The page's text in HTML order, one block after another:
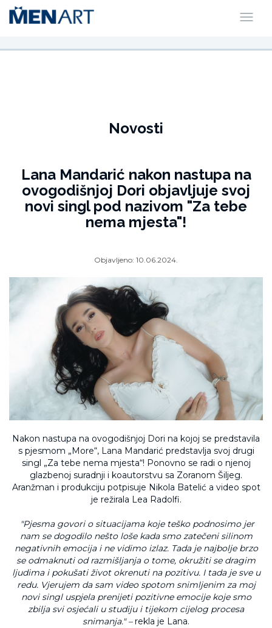
Novosti
Lana Mandarić nakon nastupa na
ovogodišnjoj Dori objavljuje svoj
novi singl pod nazivom "Za tebe
nema mjesta"!
Objavljeno: 10.06.2024.
Nakon nastupa na ovogodišnjoj Dori na kojoj se predstavila
s pjesmom „More“, Lana Mandarić predstavlja svoj drugi
singl „Za tebe nema mjesta“! Ponovno se radi o njenoj
glazbenoj suradnji i koautorstvu sa Zoranom Šiljeg.
Aranžman i produkciju potpisuje Nikola Batelić a video spot
je režirala Lea Radolfi.
"Pjesma govori o situacijama koje teško podnosimo jer
nam se dogodilo nešto loše kada smo zatečeni silinom
negativnih emocija i ne vidimo izlaz. Tada je najbolje brzo
se odmaknuti od razmišljanja o tome, okružiti se dragim
ljudima i pokušati život okrenuti na pozitivu. I tada je sve u
redu. Vjerujem da sam video spotom snimljenim za moj
novi singl uspjela prenijeti pozitivne emocije koje smo
zbilja svi osjećali u studiju i tijekom cijelog procesa
snimanja." –rekla je Lana.